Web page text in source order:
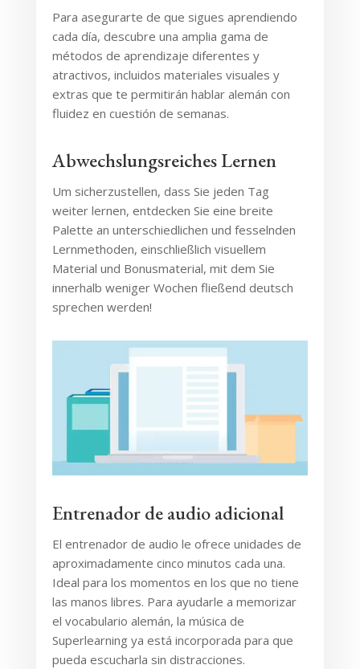
Para asegurarte de que sigues aprendiendo
cada día, descubre una amplia gama de
métodos de aprendizaje diferentes y
atractivos, incluidos materiales visuales y
extras que te permitirán hablar alemán con
fluidez en cuestión de semanas.
Abwechslungsreiches Lernen
Um sicherzustellen, dass Sie jeden Tag
weiter lernen, entdecken Sie eine breite
Palette an unterschiedlichen und fesselnden
Lernmethoden, einschließlich visuellem
Material und Bonusmaterial, mit dem Sie
innerhalb weniger Wochen fließend deutsch
sprechen werden!
Entrenador de audio adicional
El entrenador de audio le ofrece unidades de
aproximadamente cinco minutos cada una.
Ideal para los momentos en los que no tiene
las manos libres. Para ayudarle a memorizar
el vocabulario alemán, la música de
Superlearning ya está incorporada para que
pueda escucharla sin distracciones.